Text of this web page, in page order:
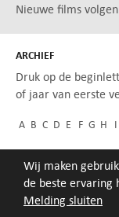
Melding sluiten
Wij maken
de beste ervaring
Nieuwe films
ARCHIEF
Druk op de
of jaar van eerste
A B C D E F G H I